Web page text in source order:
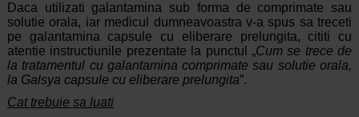
Daca utilizati galantamina sub forma de comprimate sau
solutie orala, iar medicul dumneavoastra v-a spus sa treceti
pe galantamina capsule cu eliberare prelungita, cititi cu
atentie instructiunile prezentate la punctul „Cum se trece de
la tratamentul cu galantamina comprimate sau solutie orala,
la Galsya capsule cu eliberare prelungita”.
Cat trebuie sa luati